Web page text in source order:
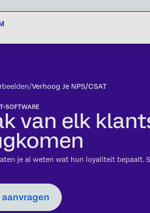
Verhoog Je NPS/CSAT
SOFTWARE
van elk
je al weten wat hun loyaliteit bepaalt.
aanvragen